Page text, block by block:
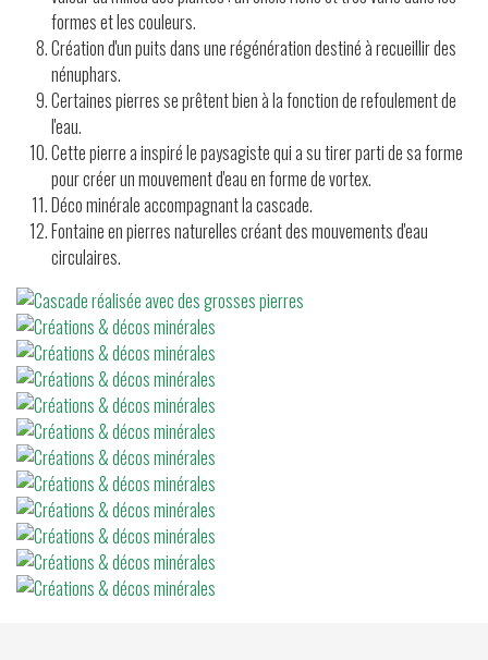
formes et les couleurs.
Création d'un puits dans une régénération destiné à recueillir des
nénuphars.
Certaines pierres se prêtent bien à la fonction de refoulement de
l'eau.
Cette pierre a inspiré le paysagiste qui a su tirer parti de sa forme
pour créer un mouvement d'eau en forme de vortex.
Déco minérale accompagnant la cascade.
Fontaine en pierres naturelles créant des mouvements d'eau
circulaires.